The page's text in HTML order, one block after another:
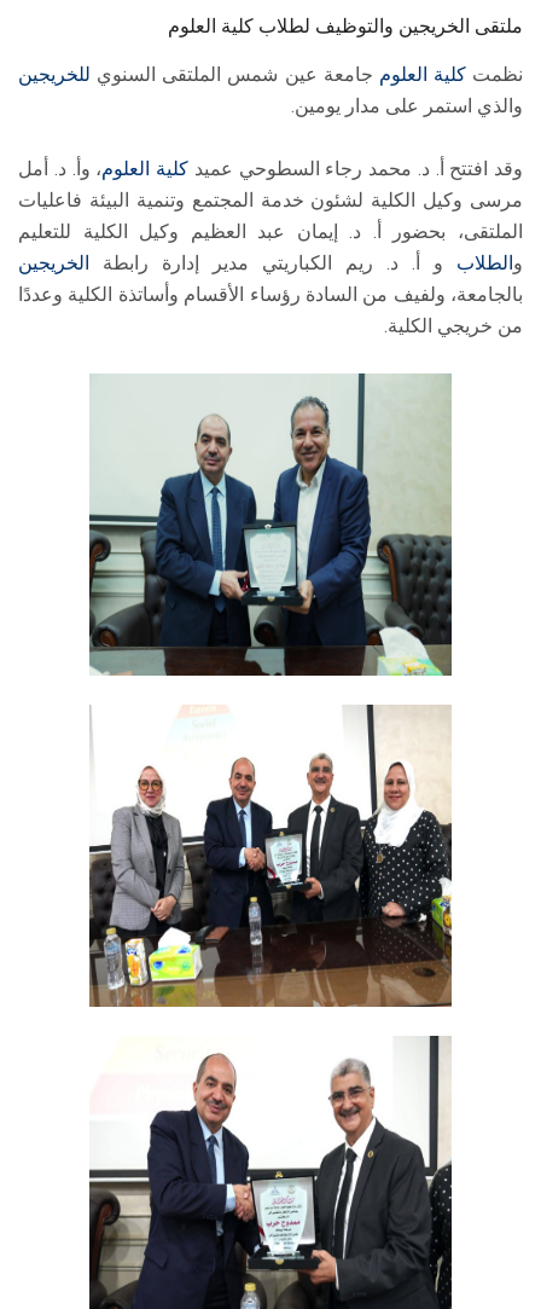
سجل الان
ملتقى الخريجين والتوظيف لطلاب كلية العلوم
نظمتكلية العلوم جامعة عين شمس الملتقى السنوي للخريجين
والذي استمر على مدار يومين.
وقد افتتح أ. د. محمد رجاء السطوحي عميد كلية العلوم، وأ. د. أمل
مرسى وكيل الكلية لشئون خدمة المجتمع وتنمية البيئة فاعليات
الملتقى، بحضور أ. د. إيمان عبد العظيم وكيل الكلية للتعليم
و الطلاب و أ. د. ريم الكباريتي مدير إدارة رابطة
الخريجين
بالجامعة، ولفيف من السادة رؤساء الأقسام وأساتذة الكلية وعددًا
من خريجي الكلية.